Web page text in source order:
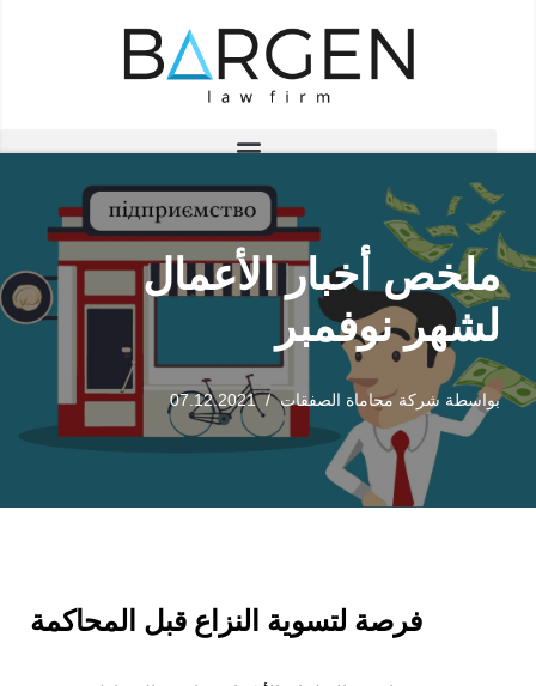
ملخص أخبار الأعمال
لشهر نوفمبر
بواسطة شركة محاماة الصفقات 07.12.2021
فرصة لتسوية النزاع قبل المحاكمة